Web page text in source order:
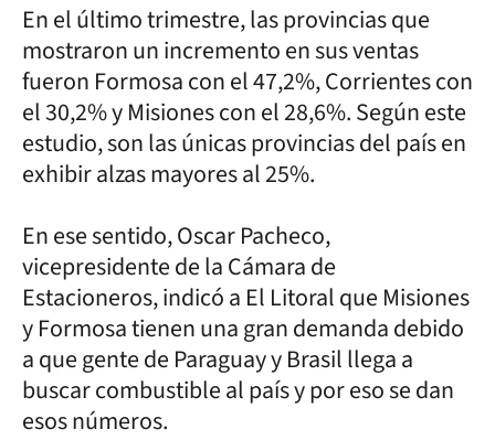
En el último trimestre, las provincias que
mostraron un incremento en sus ventas
fueron Formosa con el 47,2%, Corrientes con
el 30,2% y Misiones con el 28,6%. Según este
estudio, son las únicas provincias del país en
exhibir alzas mayores al 25%.
En ese sentido, Oscar Pacheco,
vicepresidente de la Cámara de
Estacioneros, indicó a El Litoral que Misiones
y Formosa tienen una gran demanda debido
a que gente de Paraguay y Brasil llega a
buscar combustible al país y por eso se dan
esos números.